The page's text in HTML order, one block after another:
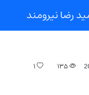
رضا نیرومند
۱۳۵ ۱